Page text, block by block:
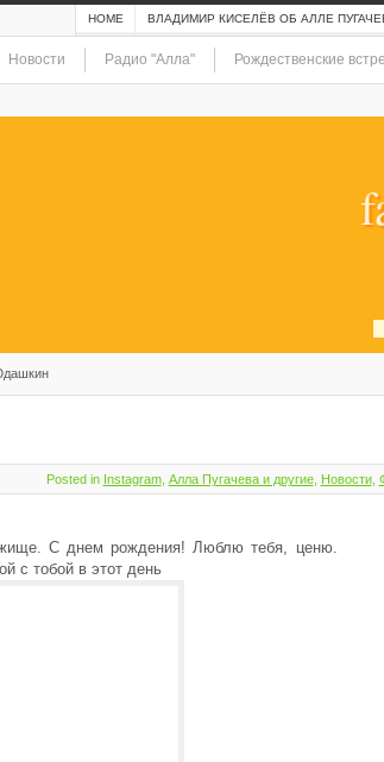
HOME ВЛАДИМИР КИСЕЛЁВ ОБ АЛЛЕ
Новости Радио "Алла" Рождественские
Posted in Instagram, Алла Пугачева и другие, Новости,
С днем рождения! Люблю тебя, ценю.
с тобой в этот день